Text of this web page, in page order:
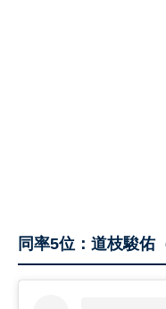
同率5位：道枝駿佑